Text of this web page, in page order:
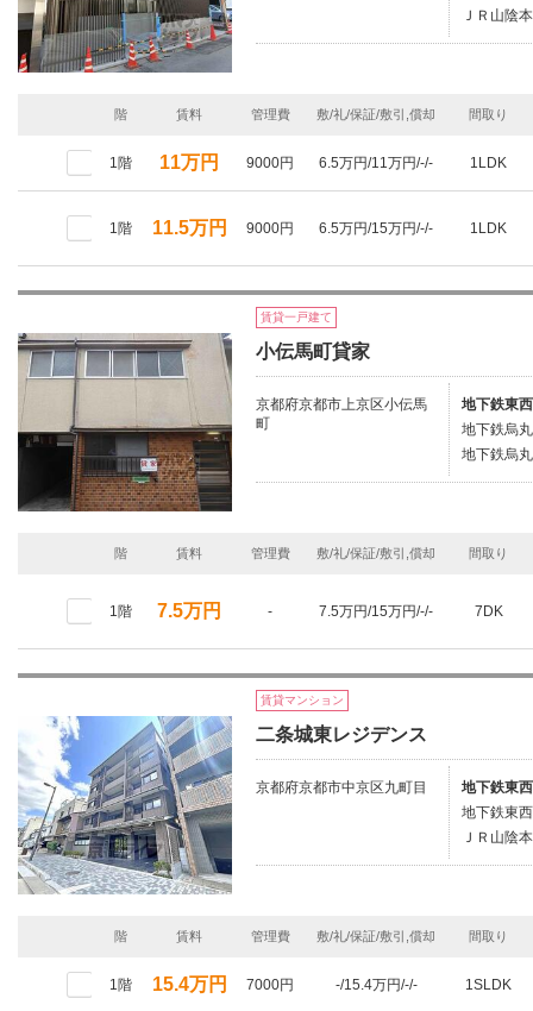
ＪＲ山陰
階 賃料 管理費 敷/礼/保証/敷引,償却 間取り
1階 11万円 9000円 6.5万円/11万円/-/- 1LDK
1階 11.5万円 9000円 6.5万円/15万円/-/- 1LDK
賃貸一戸建て
小伝馬町貸家
京都府京都市上京区小伝馬
町
地下鉄東
地下鉄烏
地下鉄烏
階 賃料 管理費 敷/礼/保証/敷引,償却 間取り
1階 7.5万円 - 7.5万円/15万円/-/- 7DK
賃貸マンション
二条城東レジデンス
京都府京都市中京区九町目
地下鉄東
地下鉄東
ＪＲ山陰
階 賃料 管理費 敷/礼/保証/敷引,償却 間取り
1階 15.4万円 7000円 -/15.4万円/-/- 1SLDK